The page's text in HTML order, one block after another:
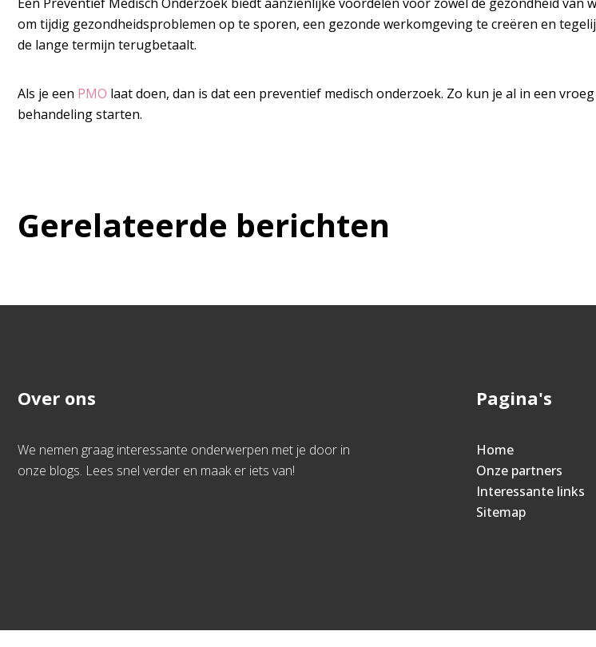
om tijdig gezondheidsproblemen op te sporen, een gezonde werkomgeving te creëren en
de lange termijn terugbetaalt.
Als je een PMO laat doen, dan is dat een preventief medisch onderzoek. Zo kun je al in een
behandeling starten.
Gerelateerde berichten
Over ons
We nemen graag interessante onderwerpen met je door in
onze blogs. Lees snel verder en maak er iets van!
Pagina's
Home
Onze partners
Interessante links
Sitemap